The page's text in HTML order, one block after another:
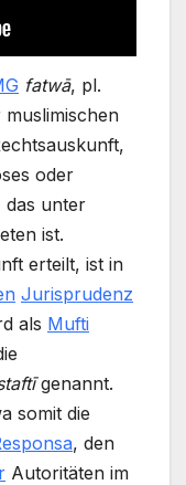
fatwā, pl.
oder
das unter
ist.
erteilt, ist in
Jurisprudenz
als Mufti
genannt.
somit die
, den
Autoritäten im